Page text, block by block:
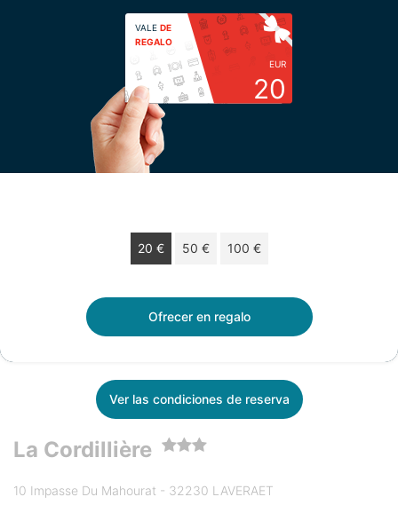
VALE DE
REGALO
EUR
20
20 € 50 € 100 €
Ofrecer en regalo
Ver las condiciones de reserva
La Cordillière
10 Impasse Du Mahourat - 32230 LAVERAET